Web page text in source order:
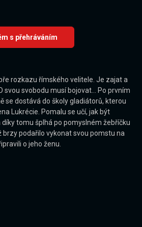
s přehráváním
rozkazu římského velitele. Je zajat a
svou svobodu musí bojovat... Po prvním
se dostává do školy gladiátorů, kterou
Lukrécie. Pomalu se učí, jak být
tomu šplhá po pomyslném žebříčku
brzy podařilo vykonat svou pomstu na
o jeho ženu.